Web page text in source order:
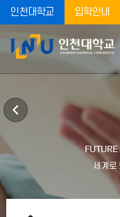
인천대학교 입학안내